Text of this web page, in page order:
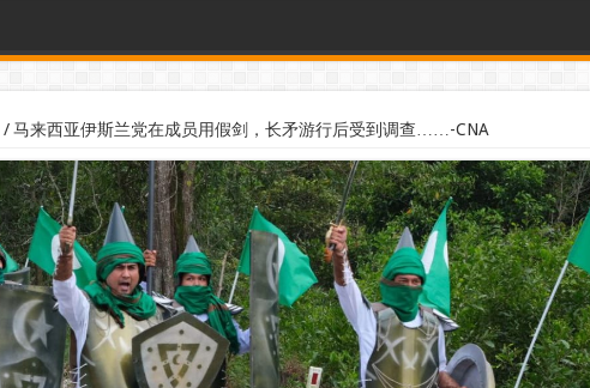
/ 马来西亚伊斯兰党在成员用假剑，长矛游行后受到调查……-CNA